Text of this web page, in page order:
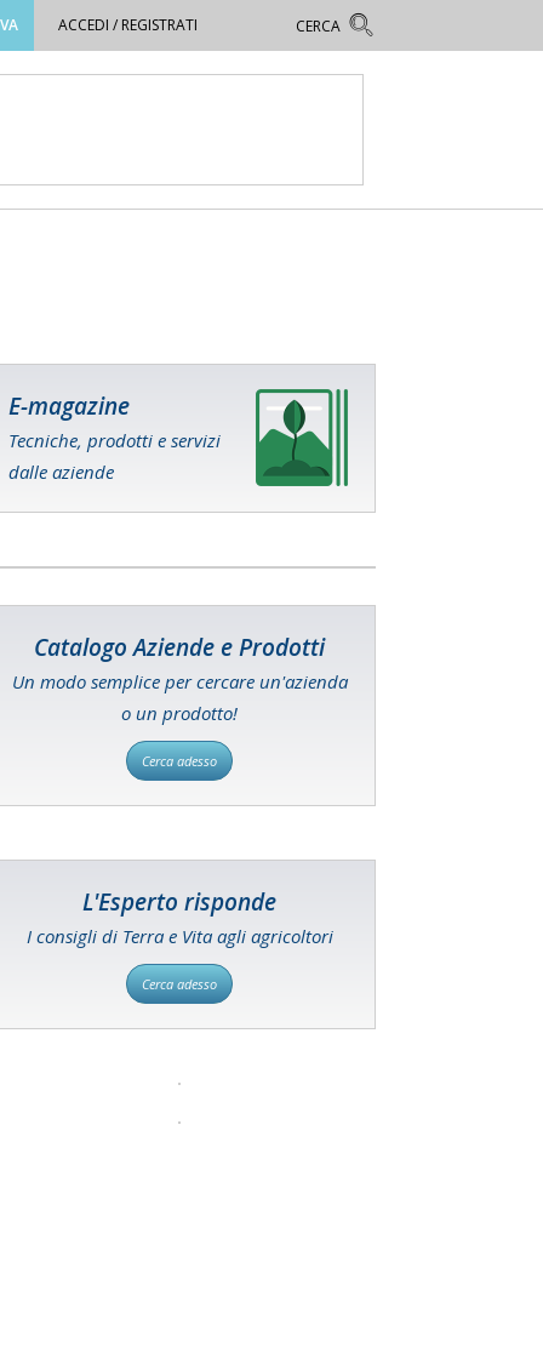
ACCEDI / REGISTRATI
E-magazine
Tecniche, prodotti e servizi
dalle aziende
Catalogo Aziende e Prodotti
Un modo semplice per cercare un'azienda
o un prodotto!
Cerca adesso
L'Esperto risponde
I consigli di Terra e Vita agli agricoltori
Cerca adesso